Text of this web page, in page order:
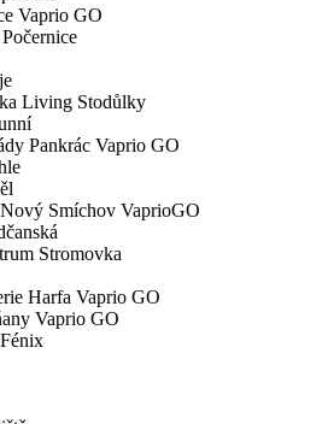
Vaprio GO
Living Stodůlky
Pankrác Vaprio GO
Smíchov VaprioGO
Stromovka
Harfa Vaprio GO
Vaprio GO